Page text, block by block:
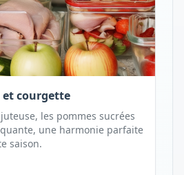
et courgette
les pommes sucrées
une harmonie parfaite
saison.